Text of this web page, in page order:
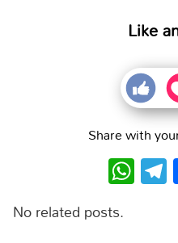
Like
Share with
No related posts.